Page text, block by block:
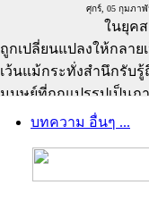
ศุกร์, 05 กุมภาพั
ในยุคส
ถูกเปลี่ยนแปลงให้กลา
เว้นแม้กระทั่งสำนึกรับรู้
มนุษย์ที่ถูกแปรรูปเป็นภ
ส่งเสริมผลประโยชน์
หนังสือดีๆ...
บทความ อื่นๆ ...